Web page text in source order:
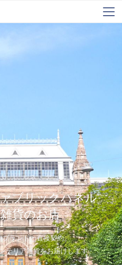
｜ ルネ・デュー
ブリックパネル
貨のお店
ブランドと直接契約。
テリア雑貨をお届けします。